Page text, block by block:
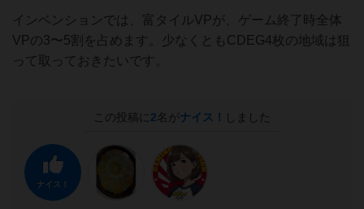
インベンションでは、富タイルVPが、ゲーム終了時全体
VPの3〜5割を占めます。少なくともCDEG4枚の地域は狙
って取っておきたいです。
この投稿に 2名がナイス！ しました
ナイス！